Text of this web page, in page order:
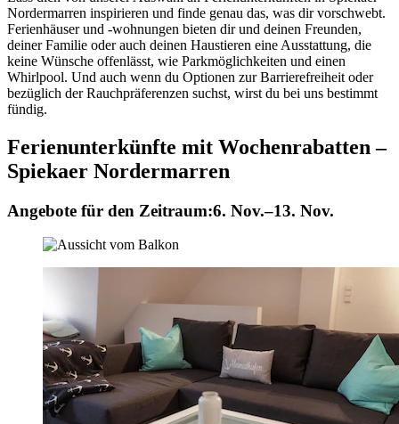
Nordermarren inspirieren und finde genau das, was dir vorschwebt.
Ferienhäuser und -wohnungen bieten dir und deinen Freunden,
deiner Familie oder auch deinen Haustieren eine Ausstattung, die
keine Wünsche offenlässt, wie Parkmöglichkeiten und einen
Whirlpool. Und auch wenn du Optionen zur Barrierefreiheit oder
bezüglich der Rauchpräferenzen suchst, wirst du bei uns bestimmt
fündig.
Ferienunterkünfte mit Wochenrabatten –
Spiekaer Nordermarren
Angebote für den Zeitraum:6. Nov.–13. Nov.